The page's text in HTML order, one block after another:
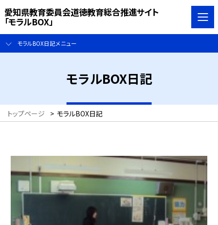
愛知県教育委員会道徳教育総合推進サイト
「モラルBOX」
モラルBOX日記メニュー
モラルBOX日記
トップページ > モラルBOX日記